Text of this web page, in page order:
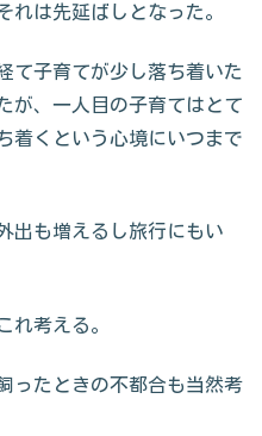
れは先延ばしとなった。
て子育てが少し落ち着いた
が、一人目の子育てはとて
着くという心境にいつまで
出も増えるし旅行にもい
れ考える。
ったときの不都合も当然考